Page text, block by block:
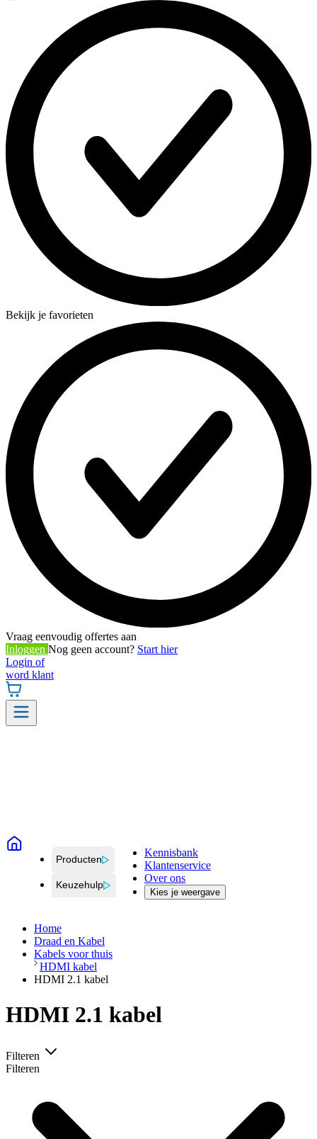
Bekijk je favorieten
Vraag eenvoudig offertes aan
Inloggen Nog geen account? Start hier
Login of
word klant
Producten
Keuzehulp
Kennisbank
Klantenservice
Over ons
Kies je weergave
Home
Draad en Kabel
Kabels voor thuis
HDMI kabel
HDMI 2.1 kabel
HDMI 2.1 kabel
Filteren
Filteren